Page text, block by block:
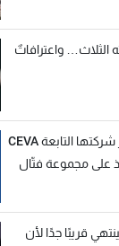
الثلاث… واعترافاتٌ
مجموعة CMA CGM عبر شركتها التابعة CEVA
قريبًا جدًا لأن